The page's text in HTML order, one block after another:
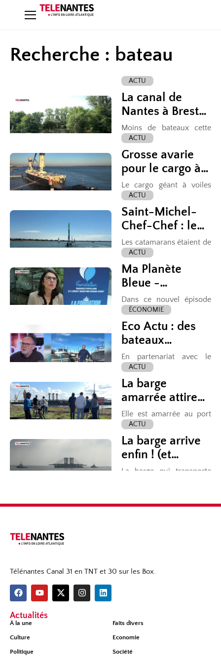
Recherche : bateau
Télénantes Canal 31 en TNT et 30 sur les Box.
Actualités
À la une Faits divers
Culture Economie
Politique Société